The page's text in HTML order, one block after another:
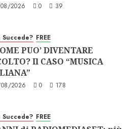
2026 0 39
Succede? FREE
PUO’ DIVENTARE
Il CASO “MUSICA
2026 0 178
Succede? FREE